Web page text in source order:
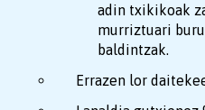
adin txikikoak
murriztuari
baldintzak.
Errazen lor